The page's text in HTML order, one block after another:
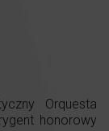
Orquesta
honorowy